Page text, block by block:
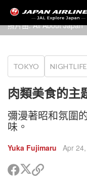
照片由: All About Japan
TOKYO NIGHTLIFE
肉類美食的
彌漫著昭和氛圍
味。
Yuka Fujimaru Apr
分
分
享
複